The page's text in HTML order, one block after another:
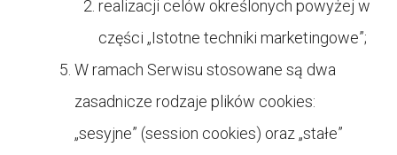
realizacji celów określonych powyżej w
części „Istotne techniki marketingowe”;
W ramach Serwisu stosowane są dwa
zasadnicze rodzaje plików cookies:
„sesyjne” (session cookies) oraz „stałe”